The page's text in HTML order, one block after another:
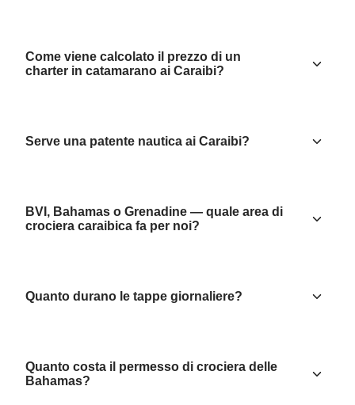
Come viene calcolato il prezzo di un
charter in catamarano ai Caraibi?
Serve una patente nautica ai Caraibi?
BVI, Bahamas o Grenadine — quale area di
crociera caraibica fa per noi?
Quanto durano le tappe giornaliere?
Quanto costa il permesso di crociera delle
Bahamas?